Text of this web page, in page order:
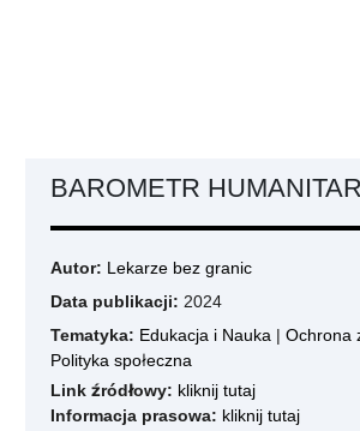
BAROMETR
Autor: Lekarze bez granic
Data publikacji: 2024
Tematyka: Edukacja i Nauka | Ochrona
Polityka społeczna
Link źródłowy: kliknij tutaj
Informacja prasowa: kliknij tutaj